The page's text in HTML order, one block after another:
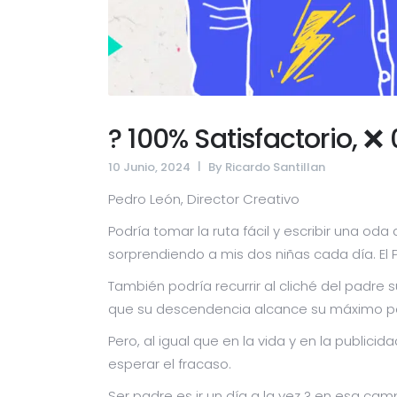
? 100% Satisfactorio,
10 Junio, 2024 By Ricardo Santillan
Pedro León, Director Creativo
Podría tomar la ruta fácil y escribir una
sorprendiendo a mis dos niñas cada día.
También podría recurrir al cliché del padre
que su descendencia alcance su máximo
Pero, al igual que en la vida y en la
esperar el fracaso.